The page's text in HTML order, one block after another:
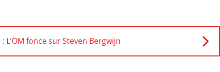
L’OM fonce sur Steven Bergwijn